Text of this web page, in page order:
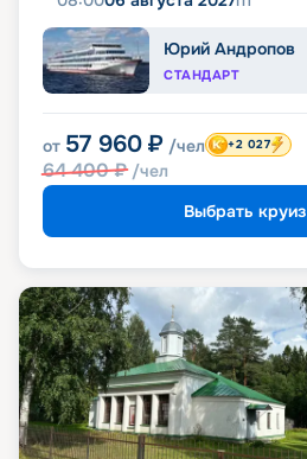
Юрий Андропов
СТАНДАРТ
от 57 960 ₽ /чел
64 400₽ /чел
+2 027
Выбрать круиз